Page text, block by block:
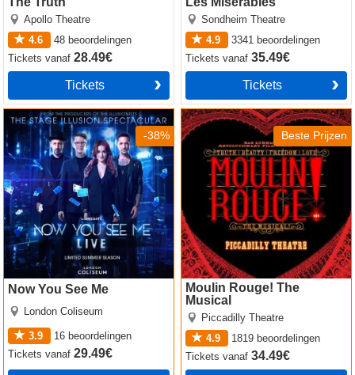
Apollo Theatre
4.6
48 beoordelingen
Ticketsvanaf28.49€
Tickets
Sondheim Theatre
4.9
3341 beoordelingen
Ticketsvanaf35.49€
Tickets
-38%
Now You See Me
London Coliseum
3.9 16 beoordelingen
Ticketsvanaf29.49€
Now You See Me
Beste Prijzen
Moulin Rouge! The
Musical
Piccadilly Theatre
4.9
1819 beoordelingen
Ticketsvanaf34.49€
Moulin Rouge! The Musical